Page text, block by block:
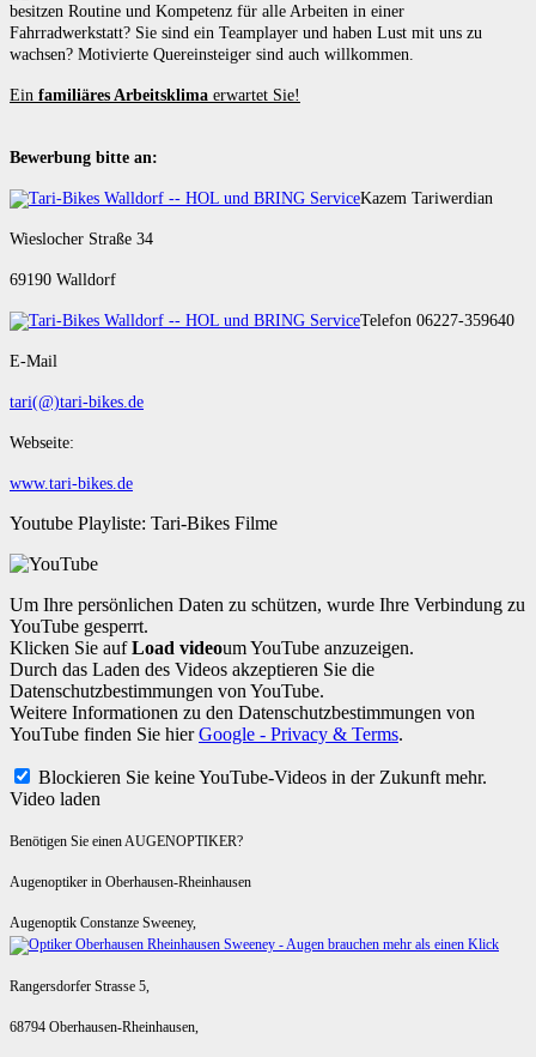
besitzen Routine und Kompetenz für alle Arbeiten in einer
Fahrradwerkstatt? Sie sind ein Teamplayer und haben Lust mit uns zu
wachsen? Motivierte Quereinsteiger sind auch willkommen.
Ein familiäres Arbeitsklima erwartet Sie!
Bewerbung bitte an:
Kazem Tariwerdian
Wieslocher Straße 34
69190 Walldorf
Telefon 06227-359640
E-Mail
tari(@)tari-bikes.de
Webseite:
www.tari-bikes.de
Youtube Playliste: Tari-Bikes Filme
Um Ihre persönlichen Daten zu schützen, wurde Ihre Verbindung zu
YouTube gesperrt.
Klicken Sie aufLoad videoum YouTube anzuzeigen.
Durch das Laden des Videos akzeptieren Sie die
Datenschutzbestimmungen von YouTube.
Weitere Informationen zu den Datenschutzbestimmungen von
YouTube finden Sie hierGoogle - Privacy & Terms.
Blockieren Sie keine YouTube-Videos in der Zukunft mehr.
Video laden
Benötigen Sie einen AUGENOPTIKER?
Augenoptiker in Oberhausen-Rheinhausen
Augenoptik Constanze Sweeney,
Rangersdorfer Strasse 5,
68794 Oberhausen-Rheinhausen,